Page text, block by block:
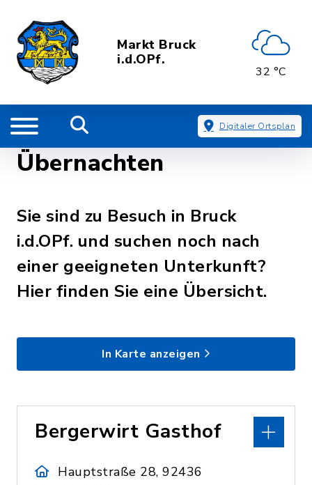
Markt Bruck
i.d.OPf.
32 °C
Digitaler Ortsplan
Übernachten
Sie sind zu Besuch in Bruck
i.d.OPf. und suchen noch nach
einer geeigneten Unterkunft?
Hier finden Sie eine Übersicht.
In Karte anzeigen
Bergerwirt Gasthof
Hauptstraße 28, 92436